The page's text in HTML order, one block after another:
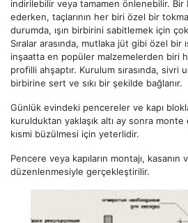
indirilebilir veya tamamen önlenebilir. Bir
ederken, taçlarının her biri özel bir
durumda, ışın birbirini sabitlemek için
Sıralar arasında, mutlaka jüt gibi özel bir
inşaatta en popüler malzemelerden biri
profilli ahşaptır. Kurulum sırasında, sivri
birbirine sert ve sıkı bir şekilde bağlanır.
Günlük evindeki pencereler ve kapı
kurulduktan yaklaşık altı ay sonra monte
kısmi büzülmesi için yeterlidir.
Pencere veya kapıların montajı, kasanın
düzenlenmesiyle gerçekleştirilir.